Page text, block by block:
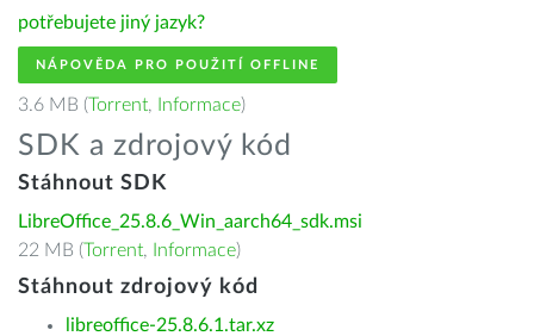
potřebujete jiný jazyk?
NÁPOVĚDA PRO POUŽITÍ OFFLINE
3.6 MB (Torrent, Informace)
SDK a zdrojový kód
Stáhnout SDK
LibreOffice_25.8.6_Win_aarch64_sdk.msi
22 MB (Torrent, Informace)
Stáhnout zdrojový kód
libreoffice-25.8.6.1.tar.xz